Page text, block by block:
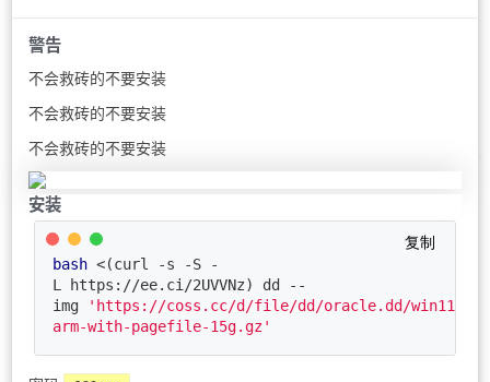
警告
不会救砖的不要安装
不会救砖的不要安装
不会救砖的不要安装
安装
bash <(curl -s -S -
L https://ee.ci/2UVVNz) dd --
img
'https://coss.cc/d/file/dd/oracle.dd/win11-
arm-with-pagefile-15g.gz'
复制